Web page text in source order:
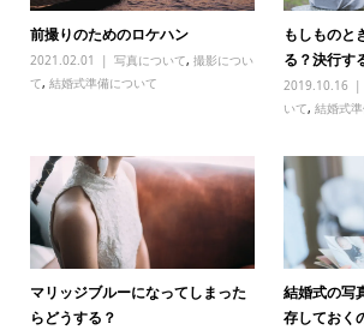
前撮りのためのロケハン
2021.02.01 写真について, 撮影につい
て, 結婚式準備について
もしものと
る？決行す
2019.10.16
いて,結婚式
マリッジブルーになってしまった
らどうする？
結婚式の写
存しておく